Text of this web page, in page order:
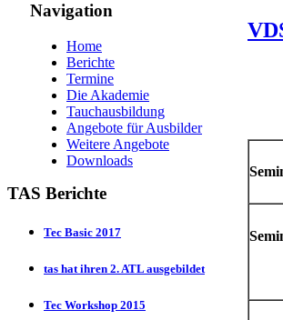
Navigation
Home
Berichte
Termine
Die Akademie
Tauchausbildung
Angebote für Ausbilder
Weitere Angebote
Downloads
TAS Berichte
Tec Basic 2017
tas hat ihren 2. ATL ausgebildet
Tec Workshop 2015